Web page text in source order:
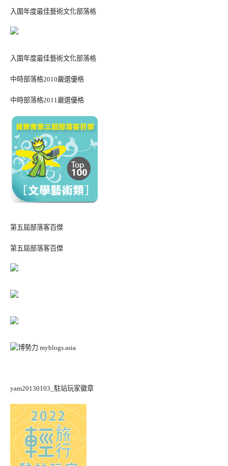
入圍年度最佳藝術文化部落格
入圍年度最佳藝術文化部落格
中時部落格2010嚴選優格
中時部落格2011嚴選優格
第五屆部落客百傑
第五屆部落客百傑
yam20130103_駐站玩家徽章